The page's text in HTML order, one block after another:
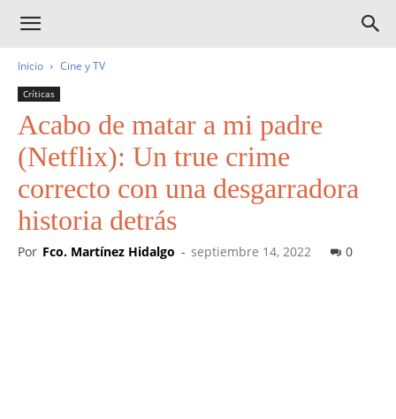
Inicio Cine y TV
Críticas
Acabo de matar a mi padre
(Netflix): Un true crime
correcto con una desgarradora
historia detrás
Por Fco. Martínez Hidalgo - septiembre 14, 2022 0